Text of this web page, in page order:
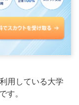
用している大学
す。